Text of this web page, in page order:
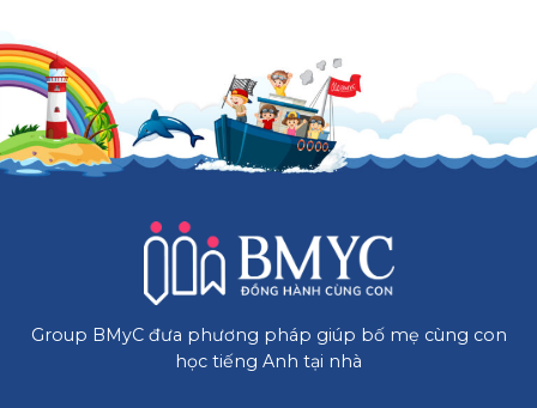
Group BMyC đưa phương pháp giúp bố mẹ cùng con
học tiếng Anh tại nhà